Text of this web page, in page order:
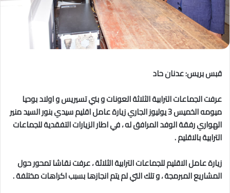
قبس بريس: عدنان حاد
عرفت الجماعات الترابية الثلاثة العونات و بني تسيريس و اولاد بوحيا
ميومه الخميس 3 يوليوز الجاري زيارة عامل اقليم سيدي بنور السيد منير
الهواري رفقة الوفد المرافق له ، في اطار الزيارات التفقدية للجماعات
الترابية بالاقليم .
زيارة عامل الاقليم للجماعات الترابية الثلاثة ، عرفت نقاشا تمحور حول
المشاريع المبرمجة ، و تلك التي لم يتم انجازها بسبب اكراهات مختلفة .